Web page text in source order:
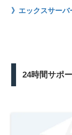
》エックスサー
24時間サポ